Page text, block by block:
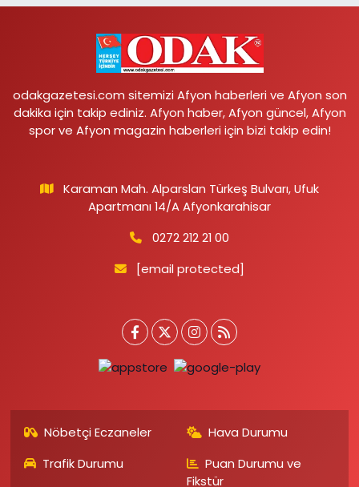
odakgazetesi.com sitemizi Afyon haberleri ve Afyon son
dakika için takip ediniz. Afyon haber, Afyon güncel, Afyon
spor ve Afyon magazin haberleri için bizi takip edin!
Karaman Mah. Alparslan Türkeş Bulvarı, Ufuk
Apartmanı 14/A Afyonkarahisar
0272 212 21 00
[email protected]
Nöbetçi Eczaneler
Hava Durumu
Trafik Durumu
Puan Durumu ve
Fikstür